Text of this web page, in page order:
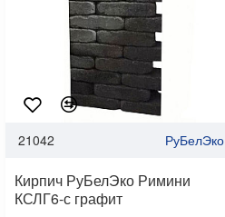
21042 РуБелЭко
Кирпич РуБелЭко Римини
КСЛГ6-с графит